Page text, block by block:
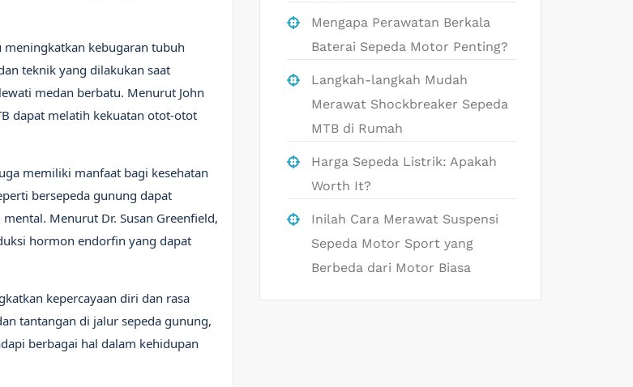
kebugaran tubuh
teknik yang dilakukan saat
medan berbatu. Menurut John
dapat melatih kekuatan otot-otot
memiliki manfaat bagi kesehatan
bersepeda gunung dapat
Menurut Dr. Susan Greenfield,
hormon endorfin yang dapat
kepercayaan diri dan rasa
tantangan di jalur sepeda gunung,
berbagai hal dalam kehidupan
Mengapa Perawatan Berkala
Baterai Sepeda Motor Penting?
Langkah-langkah Mudah
Merawat Shockbreaker Sepeda
MTB di Rumah
Harga Sepeda Listrik: Apakah
Worth It?
Inilah Cara Merawat Suspensi
Sepeda Motor Sport yang
Berbeda dari Motor Biasa